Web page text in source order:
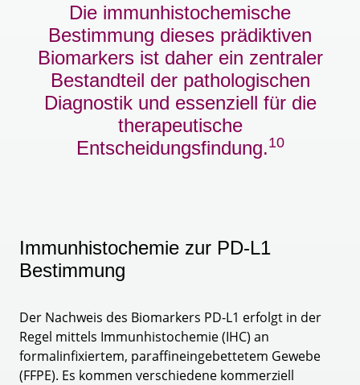
Die immunhistochemische
Bestimmung dieses prädiktiven
Biomarkers ist daher ein zentraler
Bestandteil der pathologischen
Diagnostik und essenziell für die
therapeutische
Entscheidungsfindung.10
Immunhistochemie zur PD-L1
Bestimmung
Der Nachweis des Biomarkers PD-L1 erfolgt in der
Regel mittels Immunhistochemie (IHC) an
formalinfixiertem, paraffineingebettetem Gewebe
(FFPE). Es kommen verschiedene kommerziell